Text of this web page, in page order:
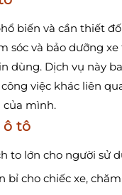
biến và cần thiết
sóc và bảo dưỡng
dùng. Dịch vụ này
việc khác liên
của mình.
ô tô
to lớn cho người sử
cho chiếc xe,